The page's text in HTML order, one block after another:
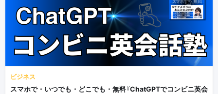
ビジネス
スマホで・いつでも・どこでも・無料『ChatGPTでコンビニ英会